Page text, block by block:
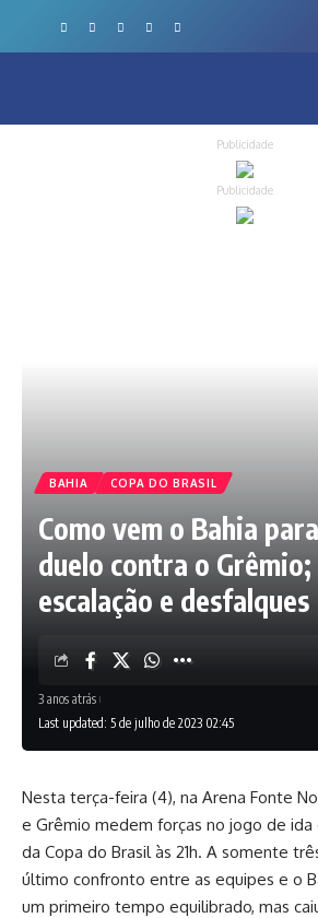
Publicidade
Publicidade
BAHIA COPA DO BRASIL
Como vem o Bahia
duelo contra o
escalação e desfalques
Last updated: 5 de julho de 2023 02:45
3 anos atrás
Nesta terça-feira (4), na Arena Fonte
e Grêmio medem forças no jogo de
da Copa do Brasil às 21h. A somente
último confronto entre as equipes e o
um primeiro tempo equilibrado, mas